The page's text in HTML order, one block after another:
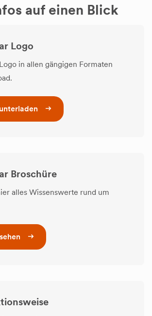
auf einen Blick
Logo
in allen gängigen Formaten
Broschüre
alles Wissenswerte rund um